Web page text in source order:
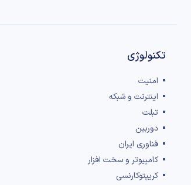
تکنولوژی
امنیت
اینترنت و شبکه
تبلت
دوربین
فناوری ایران
کامپیوتر و سخت افزار
کریپتوکارنسی